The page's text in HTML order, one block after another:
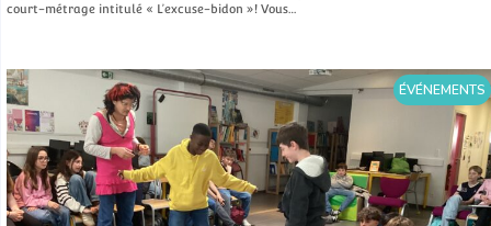
court-métrage intitulé « L’excuse-bidon »! Vous…
ÉVÉNEMENTS